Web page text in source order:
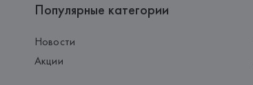
Популярные категории
Новости
Акции